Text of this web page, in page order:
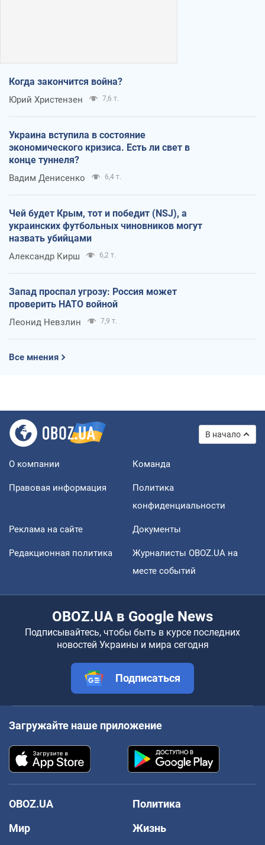
Когда закончится война?
Юрий Христензен 7,6 т.
Украина вступила в состояние
экономического кризиса. Есть ли свет в
конце туннеля?
Вадим Денисенко 6,4 т.
Чей будет Крым, тот и победит (NSJ), а
украинских футбольных чиновников могут
назвать убийцами
Александр Кирш 6,2 т.
Запад проспал угрозу: Россия может
проверить НАТО войной
Леонид Невзлин 7,9 т.
Все мнения
В начало
О компании Команда
Правовая информация
Политика
конфиденциальности
Реклама на сайте Документы
Редакционная политика
Журналисты OBOZ.UA на
месте событий
OBOZ.UA в Google News
Подписывайтесь, чтобы быть в курсе последних
новостей Украины и мира сегодня
Подписаться
Загружайте наше приложение
OBOZ.UA
Политика
Мир
Жизнь